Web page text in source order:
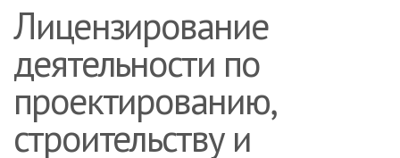
Лицензирование
деятельности по
проектированию,
строительству и